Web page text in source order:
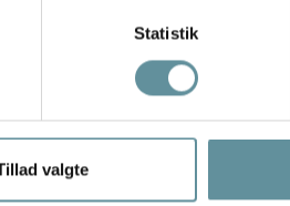
Statistik
valgte
Wasabi WA-ANAYA 1 - Sort
bluse med hvide...